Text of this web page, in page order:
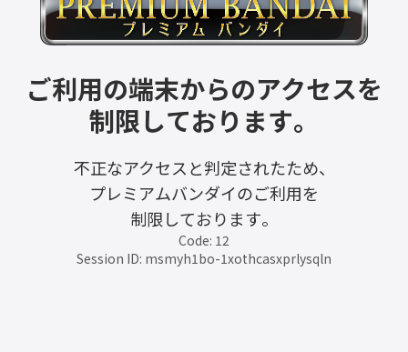
ご利用の端末からのアクセスを
制限しております。
不正なアクセスと判定されたため、
プレミアムバンダイのご利用を
制限しております。
Code: 12
Session ID: msmyh1bo-1xothcasxprlysqln